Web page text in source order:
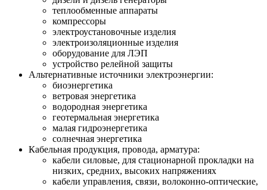
теплообменные аппараты
компрессоры
электроустановочные изделия
электроизоляционные изделия
оборудование для ЛЭП
устройство релейной защиты
Альтернативные источники электроэнергии:
биоэнергетика
ветровая энергетика
водородная энергетика
геотермальная энергетика
малая гидроэнергетика
солнечная энергетика
Кабельная продукция, провода, арматура:
кабели силовые, для стационарной прокладки на
низких, средних, высоких напряжениях
кабели управления, связи, волоконно-оптические,